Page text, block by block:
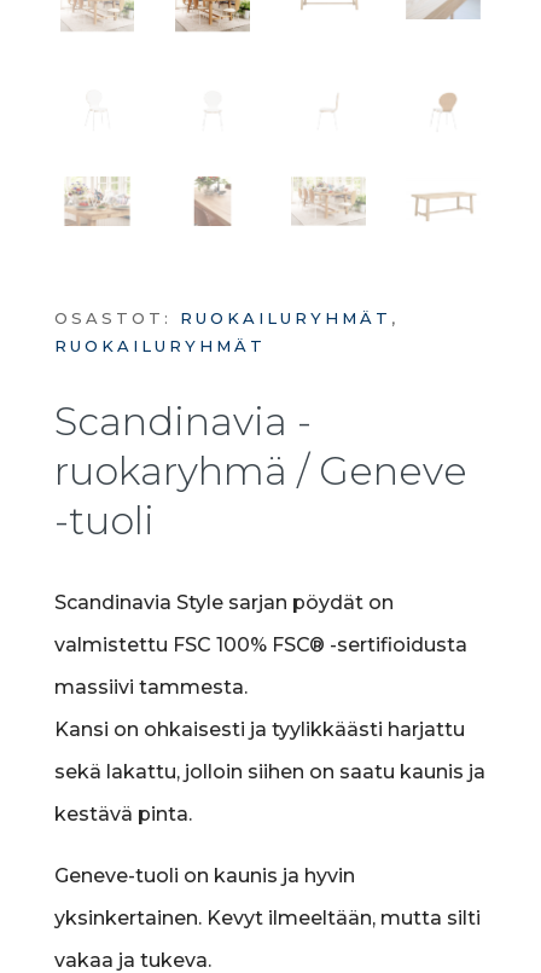
OSASTOT: RUOKAILURYHMÄT ,
RUOKAILURYHMÄT
Scandinavia -
ruokaryhmä / Geneve
-tuoli
Scandinavia Style sarjan pöydät on
valmistettu FSC 100% FSC® -sertifioidusta
massiivi tammesta.
Kansi on ohkaisesti ja tyylikkäästi harjattu
sekä lakattu, jolloin siihen on saatu kaunis ja
kestävä pinta.
Geneve-tuoli on kaunis ja hyvin
yksinkertainen. Kevyt ilmeeltään, mutta silti
vakaa ja tukeva.